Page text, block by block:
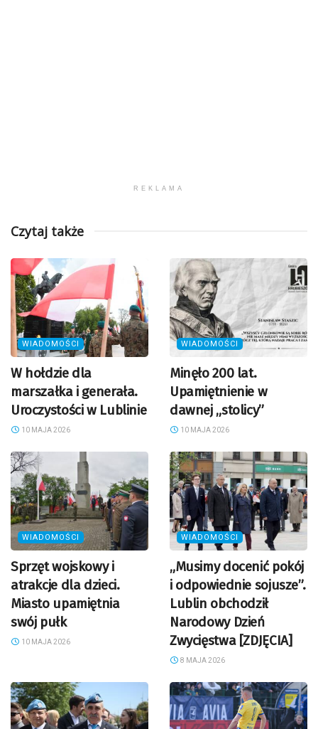
REKLAMA
Czytaj także
WIADOMOŚCI
W hołdzie dla
marszałka i generała.
Uroczystości w Lublinie
10 MAJA 2026
WIADOMOŚCI
Minęło 200 lat.
Upamiętnienie w
dawnej „stolicy”
10 MAJA 2026
WIADOMOŚCI
Sprzęt wojskowy i
atrakcje dla dzieci.
Miasto upamiętnia
swój pułk
10 MAJA 2026
WIADOMOŚCI
„Musimy docenić pokój
i odpowiednie sojusze”.
Lublin obchodził
Narodowy Dzień
Zwycięstwa [ZDJĘCIA]
8 MAJA 2026